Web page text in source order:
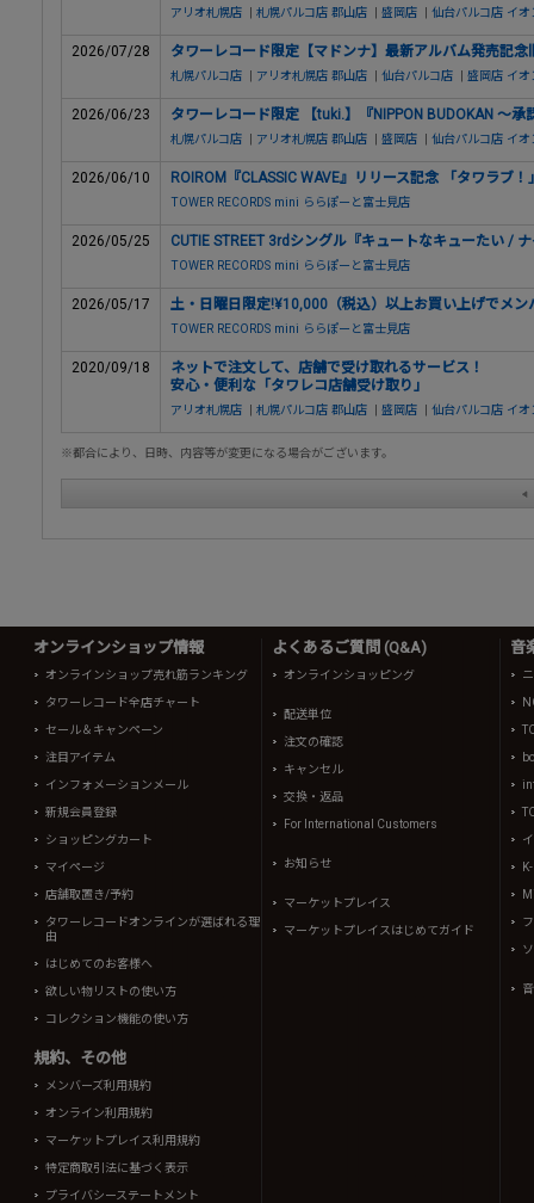
アリオ札幌店 札幌パルコ店 郡山店 盛岡店 仙台パルコ店 イオ
2026/07/28 タワーレコード限定【マドンナ】最新アルバム発売記
札幌パルコ店 アリオ札幌店 郡山店 仙台パルコ店 盛岡店 イオ
2026/06/23 タワーレコード限定 【tuki.】『NIPPON BUDOKAN ～
札幌パルコ店 アリオ札幌店 郡山店 盛岡店 仙台パルコ店 イオ
2026/06/10 ROIROM『CLASSIC WAVE』リリース記念 「タワラブ
TOWER RECORDS mini ららぽーと富士見店
2026/05/25 CUTIE STREET 3rdシングル『キュートなキューたい /
TOWER RECORDS mini ららぽーと富士見店
2026/05/17 土・日曜日限定!¥10,000（税込）以上お買い上げでメン
TOWER RECORDS mini ららぽーと富士見店
2020/09/18
ネットで注文して、店舗で受け取れるサービス！
安心・便利な「タワレコ店舗受け取り」
アリオ札幌店 札幌パルコ店 郡山店 盛岡店 仙台パルコ店 イオ
※都合により、日時、内容等が変更になる場合がございます。
オンラインショップ情報
オンラインショップ売れ筋ランキング
タワーレコード全店チャート
セール＆キャンペーン
注目アイテム
インフォメーションメール
新規会員登録
ショッピングカート
マイページ
店舗取置き/予約
タワーレコードオンラインが選ばれる理
由
はじめてのお客様へ
欲しい物リストの使い方
コレクション機能の使い方
規約、その他
メンバーズ利用規約
オンライン利用規約
マーケットプレイス利用規約
特定商取引法に基づく表示
プライバシーステートメント
よくあるご質問 (Q&A)
オンラインショッピング
配送単位
注文の確認
キャンセル
交換・返品
For International Customers
お知らせ
マーケットプレイス
マーケットプレイスはじめてガイド
音